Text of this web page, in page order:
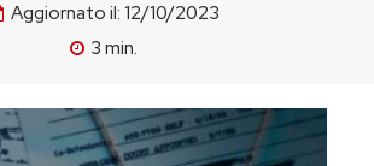
Aggiornato il: 12/10/2023
3 min.